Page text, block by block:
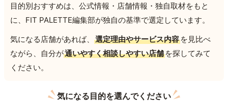
目的別おすすめは、公式情報・店舗情報・独自取材をもと
に、FIT PALETTE編集部が独自の基準で選定しています。
気になる店舗があれば、
選定理由やサービス内容 を見比べ
ながら、自分が通いやすく相談しやすい店舗 を探してみて
ください。
気になる目的を選んでください